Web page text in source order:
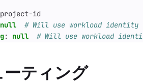
id
null
# Will use workload identity
: null # Will use workload
ーティング